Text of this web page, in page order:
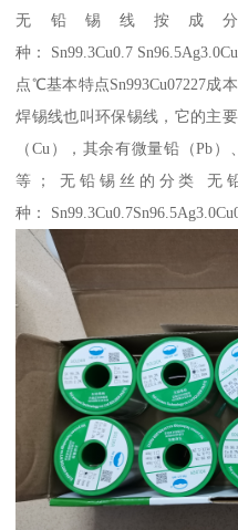
无铅锡线按成
种： Sn99.3Cu0.7
点℃基本特点Sn993Cu07227成
焊锡线也叫环保锡线，它的主
（Cu），其余有微量铅（Pb）
等； 无铅锡丝的分类 无
种：